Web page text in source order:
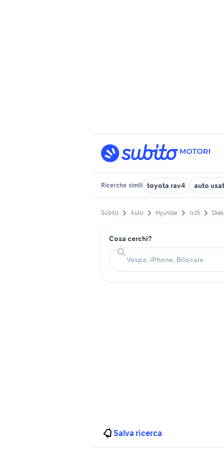
Ricerche simili toyota rav4 auto
Subito Auto Hyundai ix35
Cosa cerchi?
Salva ricerca